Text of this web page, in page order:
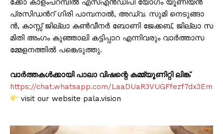
ക്കോ കാ​​​ളം​​​പ​​​റ​​​മ്പി​​​ൽ എ​​​സ്എ​​​ൻ​​​ഡി​​​പി യോ​​​ഗം യൂ​​​ണി​​​യ​​​ൻ
പ്ര​​​സി​​​ഡ​​​ന്‍റ് ഗി​​​രി പാ​​​മ്പ​​​നാ​​​ൽ, അ​​​ഡ്വ. സു​​​മി നെ​​​ടു​​​ങ്ങാ​​​
ൻ, കാ​​​സ്സ് ജി​​​ല്ലാ ക​​​ൺ​​​വീ​​​ന​​​ർ ബോ​​​ണി ജേ​​​ക്ക​​​ബ്, ജി​​​ല്ലാ സ​​​
മി​​​തി അം​​​ഗം കു​​​ഞ്ഞാ​​​ലി ക​​​ട്ടി​​​പ്പാ​​​റ എ​​​ന്നി​​​വ​​രും വാ​​​ർ​​​ത്താ​​​സ​​​
മ്മേ​​​ള​​​ന​​​ത്തി​​​ൽ പ​​​ങ്കെ​​​ടു​​​ത്തു.
വാർത്തകൾക്കായി പാലാ വിഷന്റെ കമ്മ്യൂണിറ്റി ലിങ്ക്
https://chat.whatsapp.com/LaaDUaR3VUGFfezf7dx3Em
visit our website pala.vision